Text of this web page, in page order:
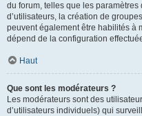
du forum, telles que les
d’utilisateurs, la création de
peuvent également être habilités à
dépend de la configuration
Haut
Que sont les modérateurs ?
Les modérateurs sont des
d’utilisateurs individuels) qui